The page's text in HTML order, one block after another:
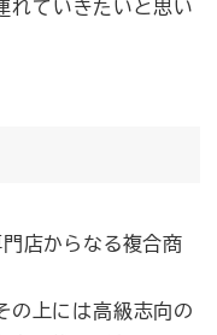
れていきたいと思い
門店からなる複合商
の上には高級志向の